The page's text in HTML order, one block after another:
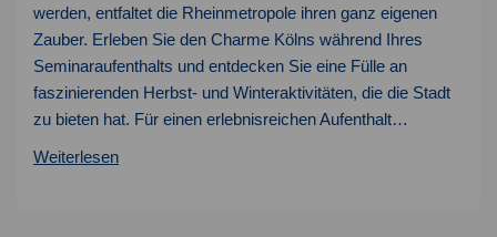
werden, entfaltet die Rheinmetropole ihren ganz eigenen
Zauber. Erleben Sie den Charme Kölns während Ihres
Seminaraufenthalts und entdecken Sie eine Fülle an
faszinierenden Herbst- und Winteraktivitäten, die die Stadt
zu bieten hat. Für einen erlebnisreichen Aufenthalt…
WeiterlesenKöln